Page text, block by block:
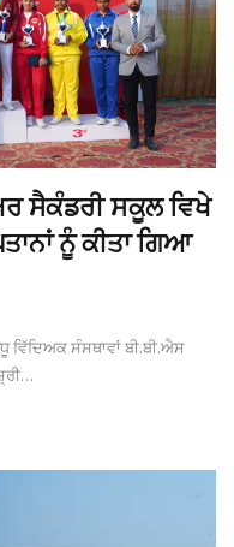
ਸੈਕੰਡਰੀ ਸਕੂਲ ਵਿਖੇ
ਨੂੰ ਕੀਤਾ ਗਿਆ
ਵਿੱਦਿਅਕ ਸੰਸਥਾਵਾਂ ਬੀ.ਬੀ.ਐਸ